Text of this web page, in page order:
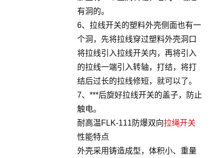
有洞的。
6、拉线开关的塑料外壳侧面也有一
个洞，先将拉线穿过塑料外壳洞口
将拉线引入拉线开关内，再将引入
的拉线一端引入转轴，打结，将打
结后过长的拉线修短，就可以了。
7、***后旋好拉线开关的盖子，防止
触电。
耐高温FLK-111防爆双向拉绳开关
性能特点
外壳采用铸造成型，体积小、重量